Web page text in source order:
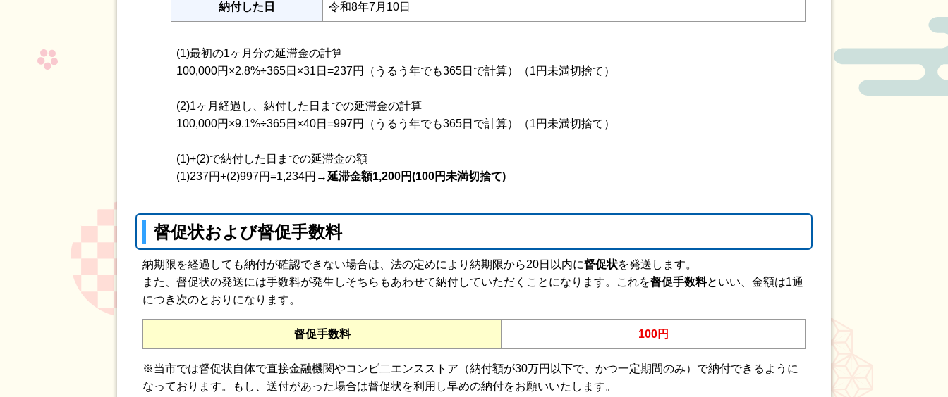
納付した日 令和8年7月10日
(1)最初の1ヶ月分の延滞金の計算
100,000円×2.8%÷365日×31日=237円（うるう年でも365日で計算）（1円未満切捨て）
(2)1ヶ月経過し、納付した日までの延滞金の計算
100,000円×9.1%÷365日×40日=997円（うるう年でも365日で計算）（1円未満切捨て）
(1)+(2)で納付した日までの延滞金の額
(1)237円+(2)997円=1,234円→延滞金額1,200円(100円未満切捨て)
督促状および督促手数料
納期限を経過しても納付が確認できない場合は、法の定めにより納期限から20日以内に督促状を発送します。
また、督促状の発送には手数料が発生しそちらもあわせて納付していただくことになります。これを督促手数料といい、金額は1通
につき次のとおりになります。
督促手数料 100円
※当市では督促状自体で直接金融機関やコンビ二エンスストア（納付額が30万円以下で、かつ一定期間のみ）で納付できるように
なっております。もし、送付があった場合は督促状を利用し早めの納付をお願いいたします。